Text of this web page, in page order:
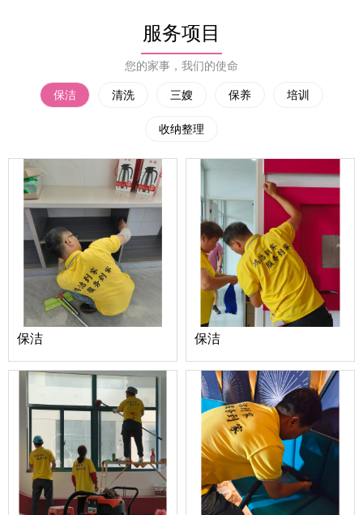
服务项目
您的家事，我们的使命
保洁 清洗 三嫂 保养 培训
收纳整理
保洁 保洁